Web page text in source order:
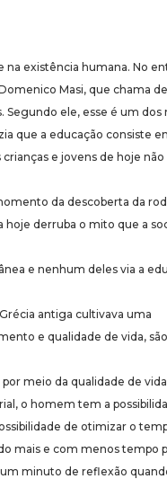
na existência humana. No
Masi, que chama
Segundo ele, esse é um dos
que a educação consiste
e jovens de hoje não
da descoberta da
hoje derruba o mito que a
e nenhum deles via a
antiga cultivava uma
e qualidade de vida,
meio da qualidade de
o homem tem a
de otimizar o
mais e com menos tempo
um minuto de reflexão